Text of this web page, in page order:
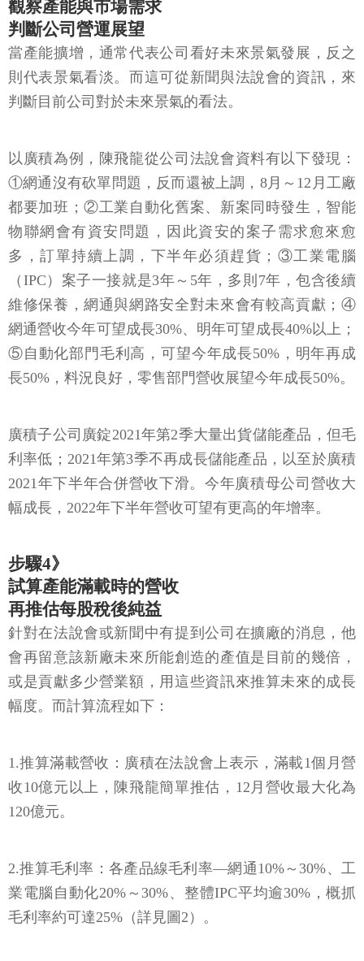
觀察產能與市場需求
判斷公司營運展望
當產能擴增，通常代表公司看好未來景氣發展，反之
則代表景氣看淡。而這可從新聞與法說會的資訊，來
判斷目前公司對於未來景氣的看法。
以廣積為例，陳飛龍從公司法說會資料有以下發現：
①網通沒有砍單問題，反而還被上調，8月～12月工廠
都要加班；②工業自動化舊案、新案同時發生，智能
物聯網會有資安問題，因此資安的案子需求愈來愈
多，訂單持續上調，下半年必須趕貨；③工業電腦
（IPC）案子一接就是3年～5年，多則7年，包含後續
維修保養，網通與網路安全對未來會有較高貢獻；④
網通營收今年可望成長30%、明年可望成長40%以上；
⑤自動化部門毛利高，可望今年成長50%，明年再成
長50%，料況良好，零售部門營收展望今年成長50%。
廣積子公司廣錠2021年第2季大量出貨儲能產品，但毛
利率低；2021年第3季不再成長儲能產品，以至於廣積
2021年下半年合併營收下滑。今年廣積母公司營收大
幅成長，2022年下半年營收可望有更高的年增率。
步驟4》
試算產能滿載時的營收
再推估每股稅後純益
針對在法說會或新聞中有提到公司在擴廠的消息，他
會再留意該新廠未來所能創造的產值是目前的幾倍，
或是貢獻多少營業額，用這些資訊來推算未來的成長
幅度。而計算流程如下：
1.推算滿載營收：廣積在法說會上表示，滿載1個月營
收10億元以上，陳飛龍簡單推估，12月營收最大化為
120億元。
2.推算毛利率：各產品線毛利率—網通10%～30%、工
業電腦自動化20%～30%、整體IPC平均逾30%，概抓
毛利率約可達25%（詳見圖2）。